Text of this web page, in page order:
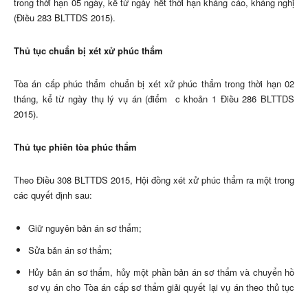
(Điều 283 BLTTDS 2015).
Thủ tục chuẩn bị xét xử phúc thẩm
Tòa án cấp phúc thẩm chuẩn bị xét xử phúc thẩm trong thời hạn 02
tháng, kể từ ngày thụ lý vụ án (điểm c khoản 1 Điều 286 BLTTDS
2015).
Thủ tục phiên tòa phúc thẩm
Theo Điều 308 BLTTDS 2015, Hội đồng xét xử phúc thẩm ra một trong
các quyết định sau:
Giữ nguyên bản án sơ thẩm;
Sửa bản án sơ thẩm;
Hủy bản án sơ thẩm, hủy một phần bản án sơ thẩm và chuyển hồ
sơ vụ án cho Tòa án cấp sơ thẩm giải quyết lại vụ án theo thủ tục